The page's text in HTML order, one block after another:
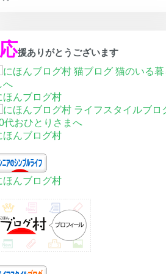
応援ありがとうございます
ほんブログ村
ほんブログ村
ほんブログ村